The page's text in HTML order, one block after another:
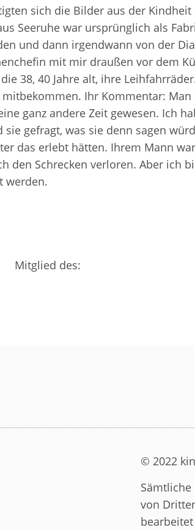
sich die Bilder aus der Kindheit
Seeruhe war ursprünglich als
und dann irgendwann von der
mit mir draußen vor dem
38, 40 Jahre alt, ihre
Ihr Kommentar:
ganz andere Zeit gewesen. Ich
gefragt, was sie denn sagen
das erlebt hätten. Ihrem Mann
den Schrecken verloren. Aber ich
werden.
Mitglied des:
© 2022
von